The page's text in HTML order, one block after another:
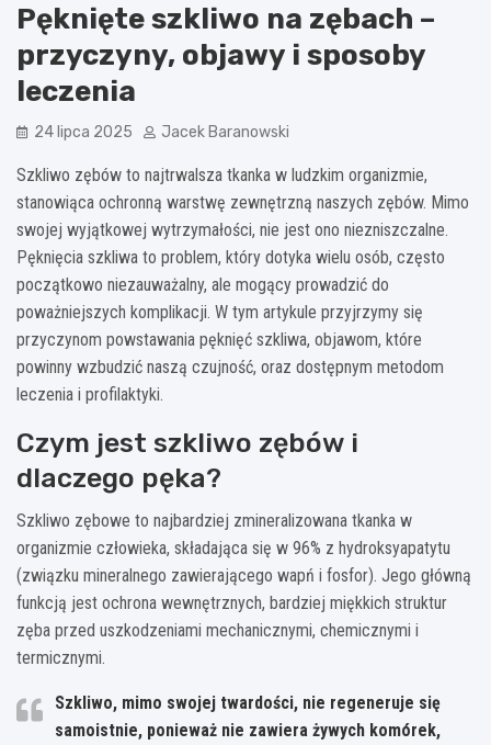
Pęknięte szkliwo na zębach –
przyczyny, objawy i sposoby
leczenia
24 lipca 2025 Jacek Baranowski
Szkliwo zębów to najtrwalsza tkanka w ludzkim organizmie,
stanowiąca ochronną warstwę zewnętrzną naszych zębów. Mimo
swojej wyjątkowej wytrzymałości, nie jest ono niezniszczalne.
Pęknięcia szkliwa to problem, który dotyka wielu osób, często
początkowo niezauważalny, ale mogący prowadzić do
poważniejszych komplikacji. W tym artykule przyjrzymy się
przyczynom powstawania pęknięć szkliwa, objawom, które
powinny wzbudzić naszą czujność, oraz dostępnym metodom
leczenia i profilaktyki.
Czym jest szkliwo zębów i
dlaczego pęka?
Szkliwo zębowe to najbardziej zmineralizowana tkanka w
organizmie człowieka, składająca się w 96% z hydroksyapatytu
(związku mineralnego zawierającego wapń i fosfor). Jego główną
funkcją jest ochrona wewnętrznych, bardziej miękkich struktur
zęba przed uszkodzeniami mechanicznymi, chemicznymi i
termicznymi.
Szkliwo, mimo swojej twardości, nie regeneruje się
samoistnie, ponieważ nie zawiera żywych komórek,